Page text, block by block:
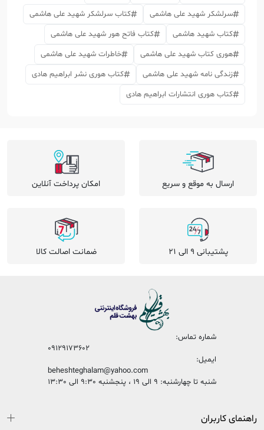
سرلشکر شهید علی هاشمی
کتاب سرلشکر شهید علی هاشمی
کتاب شهید هاشمی
کتاب فاتح هور شهید علی هاشمی
هوری کتاب شهید علی هاشمی
خاطرات شهید علی هاشمی
زندگی نامه شهید علی هاشمی
کتاب هوری نشر ابراهیم هادی
کتاب هوری انتشارات ابراهیم هادی
ارسال به موقع و سریع امکان پرداخت آنلاین
پشتیبانی 9 الی 21 ضمانت اصالت کالا
شماره تماس:
09129173602
ایمیل:
beheshteghalam@yahoo.com
شنبه تا چهارشنبه: 9 الی 19 ، پنجشنبه 9:30 الی 13:30
راهنمای کاربران